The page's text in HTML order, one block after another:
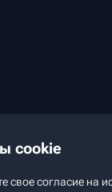
cookie
свое согласие на